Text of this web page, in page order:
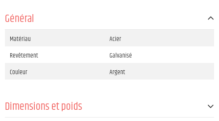
Général
Matériau
Acier
Revêtement
Galvanisé
Couleur
Argent
Dimensions et poids